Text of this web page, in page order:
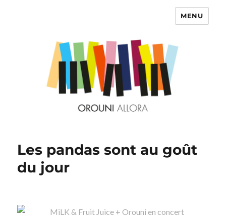
MENU
Les pandas sont au goût
du jour